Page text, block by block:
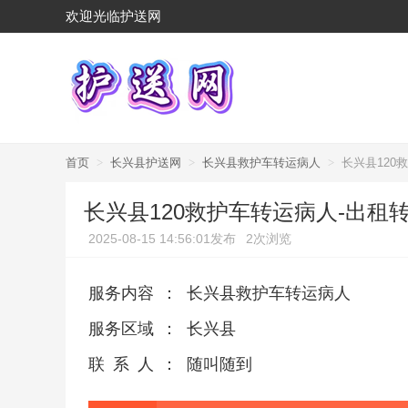
欢迎光临护送网
首页 > 长兴县护送网 > 长兴县救护车转运病人 > 长兴县120
长兴县120救护车转运病人-出租
2025-08-15 14:56:01发布 2次浏览
服务内容 ：
长兴县救护车转运病人
服务区域
：
长兴县
联系人
： 随叫随到